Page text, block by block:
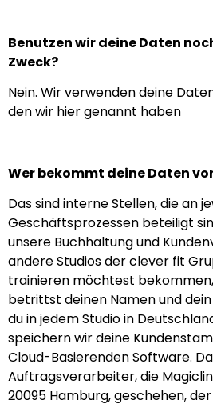
Benutzen wir deine Daten
Zweck?
Nein. Wir verwenden deine
den wir hier genannt haben
Wer bekommt deine Daten
Das sind interne Stellen, die an
Geschäftsprozessen beteiligt
unsere Buchhaltung und
andere Studios der clever fit
trainieren möchtest
betrittst deinen Namen und dein
du in jedem Studio in
speichern wir deine
Cloud-Basierenden Software.
Auftragsverarbeiter, die
20095 Hamburg, geschehen,